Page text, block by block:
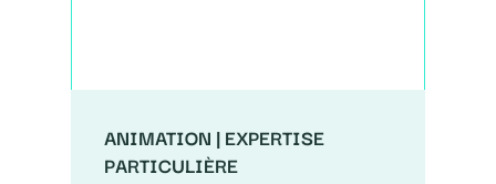
ANIMATION | EXPERTISE
PARTICULIÈRE